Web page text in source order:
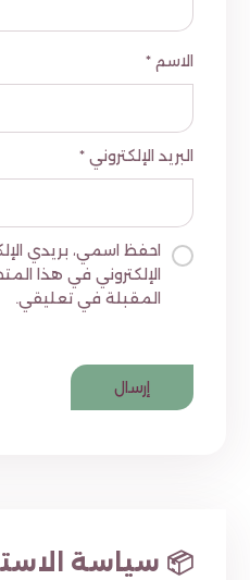
الاسم*
البريد الإلكتروني*
احفظ اسمي، بريدي
الإلكتروني في هذا
المقبلة في تعليقي.
📦 سياسة